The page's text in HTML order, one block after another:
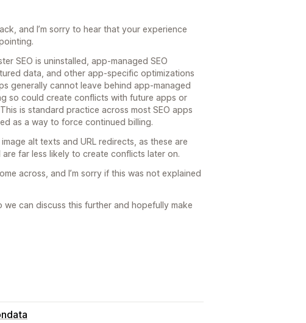
and I’m sorry to hear that your experience
SEO is uninstalled, app-managed SEO
data, and other app-specific optimizations
generally cannot leave behind app-managed
so could create conflicts with future apps or
is standard practice across most SEO apps
as a way to force continued billing.
alt texts and URL redirects, as these are
far less likely to create conflicts later on.
across, and I’m sorry if this was not explained
we can discuss this further and hopefully make